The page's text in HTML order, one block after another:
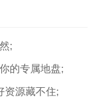
;
的专属地盘;
资源藏不住;